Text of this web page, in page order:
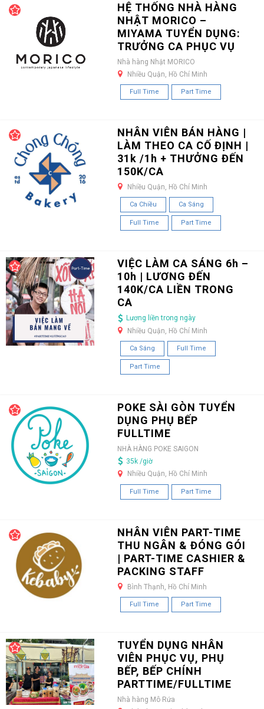
HỆ THỐNG NHÀ HÀNG
NHẬT MORICO –
MIYAMA TUYỂN DỤNG:
TRƯỞNG CA PHỤC VỤ
Nhà hàng Nhật MORICO
Nhiều Quận, Hồ Chí Minh
Full Time Part Time
NHÂN VIÊN BÁN HÀNG |
LÀM THEO CA CỐ ĐỊNH |
31k /1h + THƯỞNG ĐẾN
150K/CA
Nhiều Quận, Hồ Chí Minh
Ca Chiều Ca Sáng
Full Time Part Time
VIỆC LÀM CA SÁNG 6h –
10h | LƯƠNG ĐẾN
140K/CA LIỀN TRONG
CA
Lương liền trong ngày
Nhiều Quận, Hồ Chí Minh
Ca Sáng Full Time
Part Time
POKE SÀI GÒN TUYỂN
DỤNG PHỤ BẾP
FULLTIME
NHÀ HÀNG POKE SAIGON
35k /giờ
Nhiều Quận, Hồ Chí Minh
Full Time Part Time
NHÂN VIÊN PART-TIME
THU NGÂN & ĐÓNG GÓI
| PART-TIME CASHIER &
PACKING STAFF
Bình Thạnh, Hồ Chí Minh
Full Time Part Time
TUYỂN DỤNG NHÂN
VIÊN PHỤC VỤ, PHỤ
BẾP, BẾP CHÍNH
PARTTIME/FULLTIME
Nhà hàng Mô Rứa